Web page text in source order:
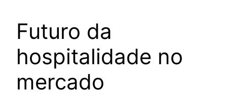
Futuro da
hospitalidade no
mercado